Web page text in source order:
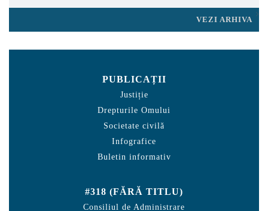
VEZI ARHIVA
PUBLICAȚII
Justiție
Drepturile Omului
Societate civilă
Infografice
Buletin informativ
#318 (FĂRĂ TITLU)
Consiliul de Administrare